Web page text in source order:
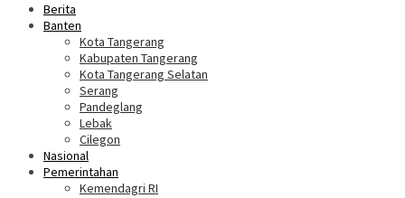
Berita
Banten
Kota Tangerang
Kabupaten Tangerang
Kota Tangerang Selatan
Serang
Pandeglang
Lebak
Cilegon
Nasional
Pemerintahan
Kemendagri RI